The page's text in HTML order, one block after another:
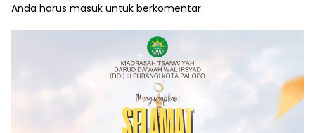
Anda harus masuk untuk berkomentar.